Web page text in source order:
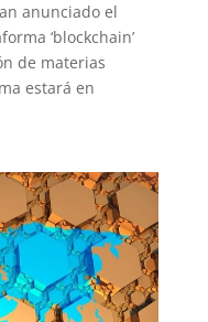
anunciado el
‘blockchain’
de materias
estará en